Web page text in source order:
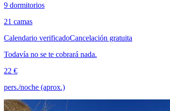
9 dormitorios
21 camas
Calendario verificadoCancelación gratuita
Todavía no se te cobrará nada.
22 €
pers./noche (aprox.)